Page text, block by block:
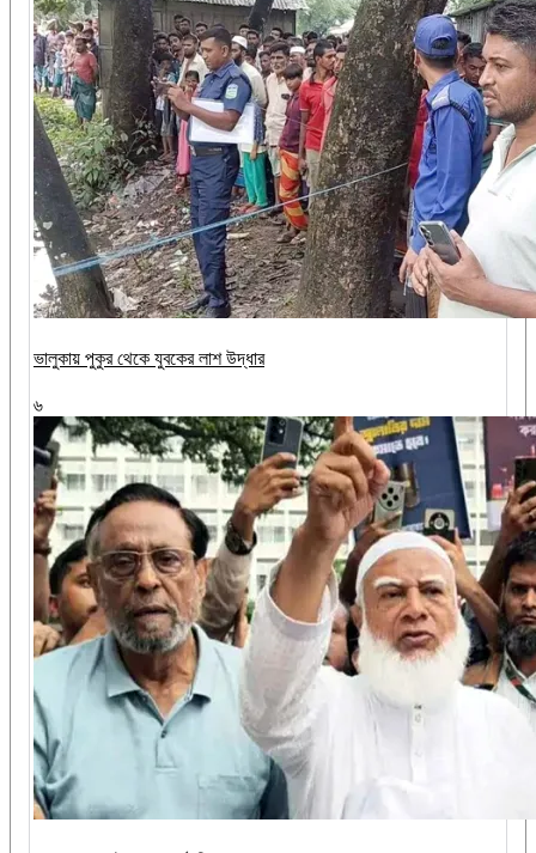
ভালুকায় পুকুর থেকে যুবকের লাশ উদ্ধার
৬